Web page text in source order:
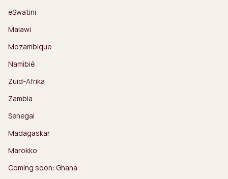
eSwatini
Malawi
Mozambique
Namibië
Zuid-Afrika
Zambia
Senegal
Madagaskar
Marokko
Coming soon: Ghana